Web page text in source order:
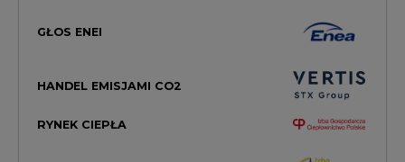
GŁOS ENEI
HANDEL EMISJAMI CO2
RYNEK CIEPŁA